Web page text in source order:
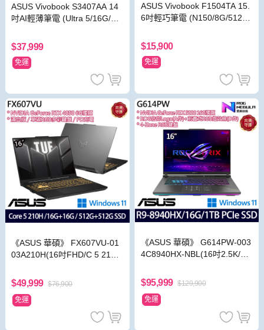
ASUS Vivobook S3407AA 14
吋AI輕薄筆電 (Ultra 5/16G/51
$37,999
免運
ASUS Vivobook F1504TA 15.
6吋輕巧筆電 (N150/8G/512G
$15,900
免運
《ASUS 華碩》 FX607VU-01
03A210H(16吋FHD/C 5 210
4050/Win11/特仕版)
$49,999 $76,900
免運
《ASUS 華碩》 G614PW-003
4C8940HX-NBL(16吋2.5K/Ry
RTX5080)
$95,999 $129,900
免運